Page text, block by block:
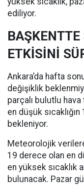
ediliyor.
ETKİSİNİ
Ankara’da hafta
değişiklik
parçalı bulutlu
en düşük
bekleniyor.
Meteorolojik
19 derece olan en
en yüksek sıcaklık
bulunacak. Pazar